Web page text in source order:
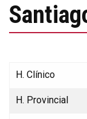
H. Clínico
H. Provincial